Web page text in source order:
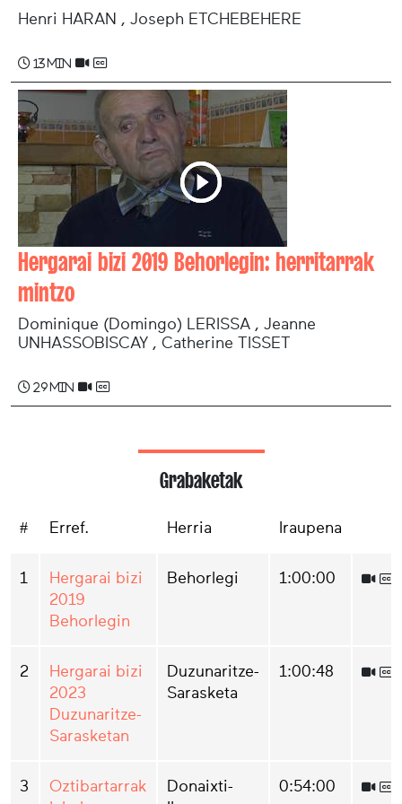
Henri HARAN , Joseph ETCHEBEHERE
13 min
Hergarai bizi 2019 Behorlegin: herritarrak
mintzo
Dominique (Domingo) LERISSA , Jeanne
UNHASSOBISCAY , Catherine TISSET
29 min
Grabaketak
# Erref. Herria Iraupena
1
Hergarai bizi
2019
Behorlegin
Behorlegi 1:00:00
2
Hergarai bizi
2023
Duzunaritze-
Sarasketan
Duzunaritze-
Sarasketa
1:00:48
3
Oztibartarrak
Donaixti-
0:54:00